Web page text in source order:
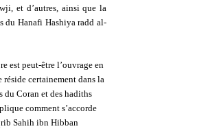
et d’autres, ainsi que la
du Hanafi Hashiya radd al-
est peut-être l’ouvrage en
certainement dans la
du Coran et des hadiths
comment s’accorde
Sahih ibn Hibban